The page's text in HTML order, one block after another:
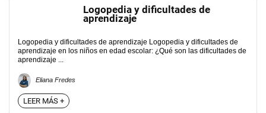
Logopedia y dificultades de
aprendizaje
Logopedia y dificultades de aprendizaje Logopedia y dificultades de
aprendizaje en los niños en edad escolar: ¿Qué son las dificultades de
aprendizaje ...
Eliana Fredes
LEER MÁS +